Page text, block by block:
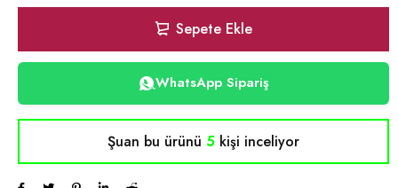
Sepete Ekle
WhatsApp Sipariş
Şuan bu ürünü 5 kişi inceliyor